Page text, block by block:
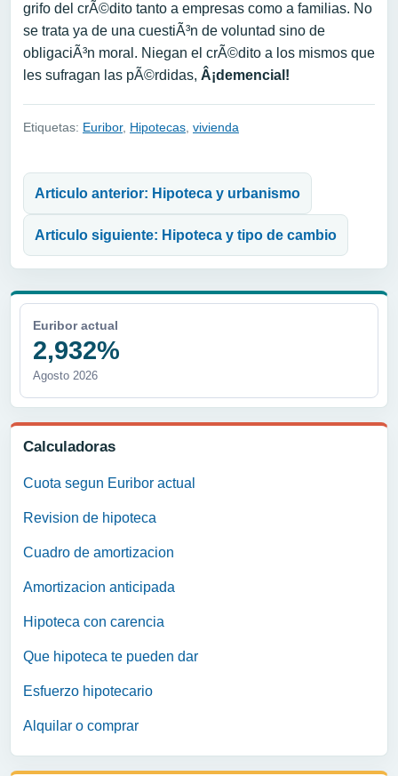
Euribor actual
2,932%
Agosto 2026
Calculadoras
Cuota segun Euribor actual
Revision de hipoteca
Cuadro de amortizacion
Amortizacion anticipada
Hipoteca con carencia
Que hipoteca te pueden dar
Esfuerzo hipotecario
Alquilar o comprar
grifo del crÃ©dito tanto a empresas como a familias. No
se trata ya de una cuestiÃ³n de voluntad sino de
obligaciÃ³n moral. Niegan el crÃ©dito a los mismos que
les sufragan las pÃ©rdidas, Â¡demencial!
Etiquetas: Euribor, Hipotecas vivienda
Articulo anterior: Hipoteca y urbanismo
Articulo siguiente: Hipoteca y tipo de cambio